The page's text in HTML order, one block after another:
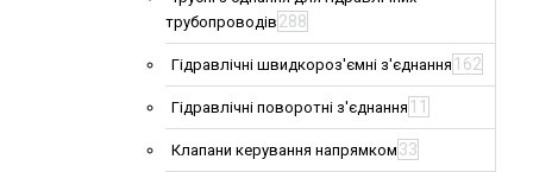
трубопроводів 288
Гідравлічні швидкороз'ємні з'єднання 162
Гідравлічні поворотні з'єднання 11
Клапани керування напрямком 33